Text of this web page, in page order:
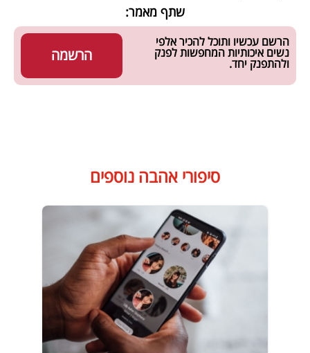
שתף מאמר:
הרשמה
הרשם עכשיו ותוכל להכיר אלפי
נשים איכותיות המחפשות לפנק
ולהתפנק יחד.
סיפורי אהבה נוספים